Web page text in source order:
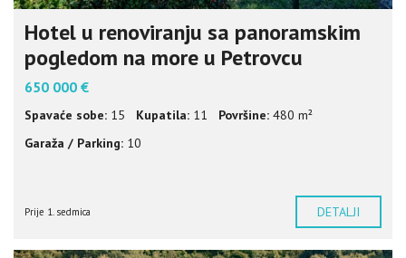
Hotel u renoviranju sa panoramskim
pogledom na more u Petrovcu
650 000 €
Spavaće sobe: 15 Kupatila: 11 Površine: 480 m²
Garaža / Parking: 10
Prije 1. sedmica DETALJI